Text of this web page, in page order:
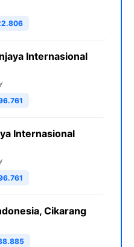
Internasional
Internasional
Cikarang